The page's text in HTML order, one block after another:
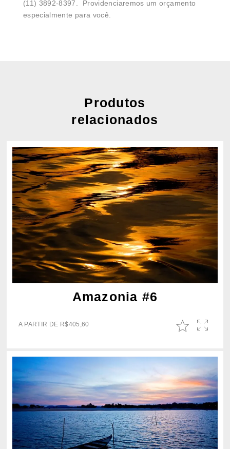
(11) 3892-8397. Providenciaremos um orçamento
especialmente para você.
Produtos
relacionados
Amazonia #6
A PARTIR DE R$405,60